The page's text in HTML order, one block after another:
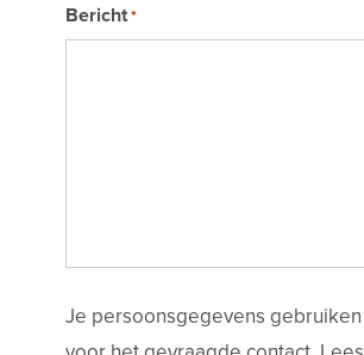
Bericht*
Je persoonsgegevens